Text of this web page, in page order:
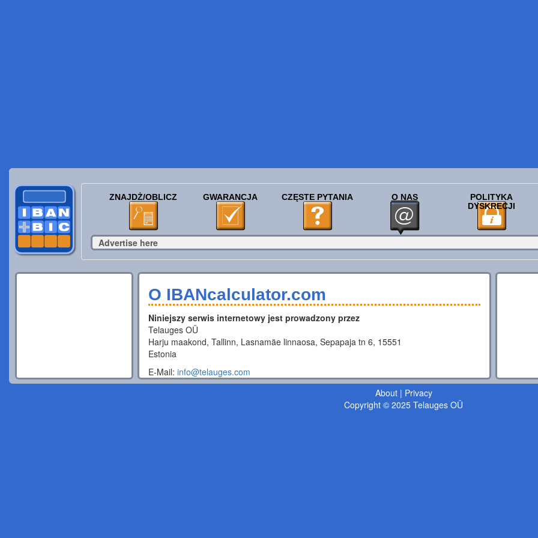
ZNAJDŻ/OBLICZ GWARANCJA CZĘSTE PYTANIA O NAS
POLITYKA
DYSKRECJI
Advertise here
O IBANcalculator.com
Niniejszy serwis internetowy jest prowadzony przez
Telauges OÜ
Harju maakond, Tallinn, Lasnamäe linnaosa, Sepapaja tn 6, 15551
Estonia
E-Mail: info@telauges.com
About| Privacy
Copyright © 2025 Telauges OÜ